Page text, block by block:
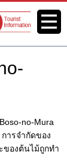
นำนัก
ยว
เมนู
no-Mura
ารจำกัดของ
ของต้นไม้ถูกทำ